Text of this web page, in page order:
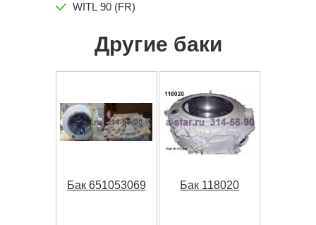
WITL 90 (FR)
Другие баки
Бак 651053069 Бак 118020